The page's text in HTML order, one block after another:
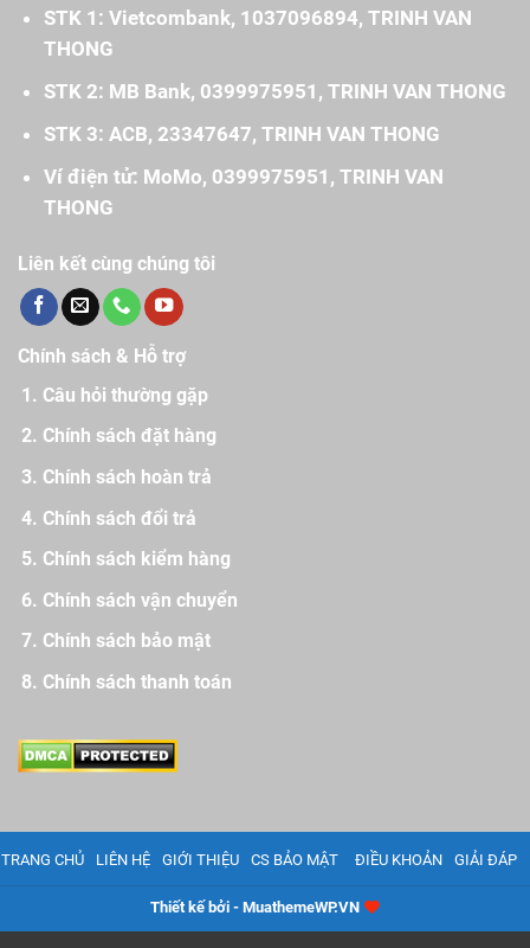
STK 1: Vietcombank, 1037096894, TRINH VAN
THONG
STK 2: MB Bank, 0399975951, TRINH VAN THONG
STK 3: ACB, 23347647, TRINH VAN THONG
Ví điện tử: MoMo, 0399975951, TRINH VAN
THONG
Liên kết cùng chúng tôi
Chính sách & Hỗ trợ
Câu hỏi thường gặp
Chính sách đặt hàng
Chính sách hoàn trả
Chính sách đổi trả
Chính sách kiểm hàng
Chính sách vận chuyển
Chính sách bảo mật
Chính sách thanh toán
TRANG CHỦ LIÊN HỆ GIỚI THIỆU CS BẢO MẬT ĐIỀU KHOẢN GIẢI ĐÁP
Thiết kế bởi - MuathemeWP.VN